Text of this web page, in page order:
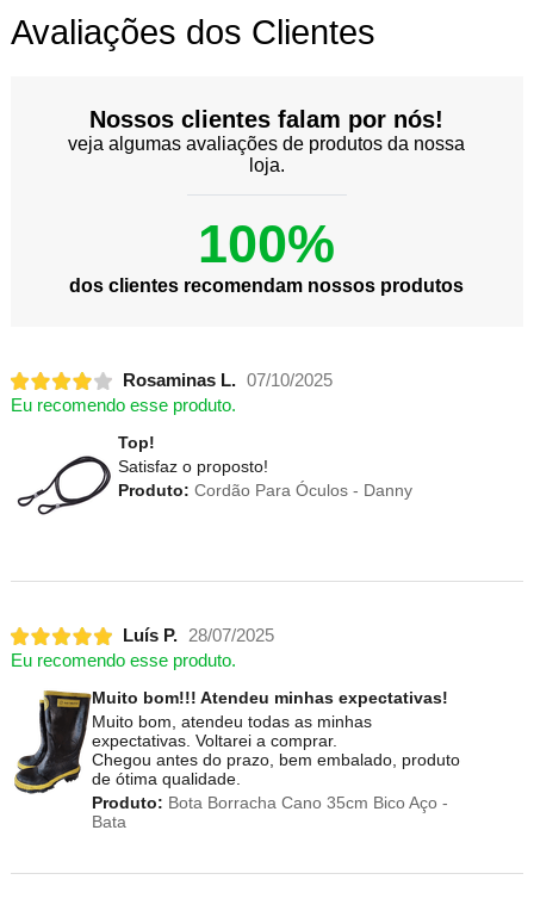
Avaliações dos Clientes
Nossos clientes falam por nós!
veja algumas avaliações de produtos da nossa
loja.
100%
dos clientes recomendam nossos produtos
Rosaminas L. 07/10/2025
Eu recomendo esse produto.
Top!
Satisfaz o proposto!
Produto: Cordão Para Óculos - Danny
Luís P. 28/07/2025
Eu recomendo esse produto.
Muito bom!!! Atendeu minhas expectativas!
Muito bom, atendeu todas as minhas
expectativas. Voltarei a comprar.
Chegou antes do prazo, bem embalado, produto
de ótima qualidade.
Produto: Bota Borracha Cano 35cm Bico Aço -
Bata